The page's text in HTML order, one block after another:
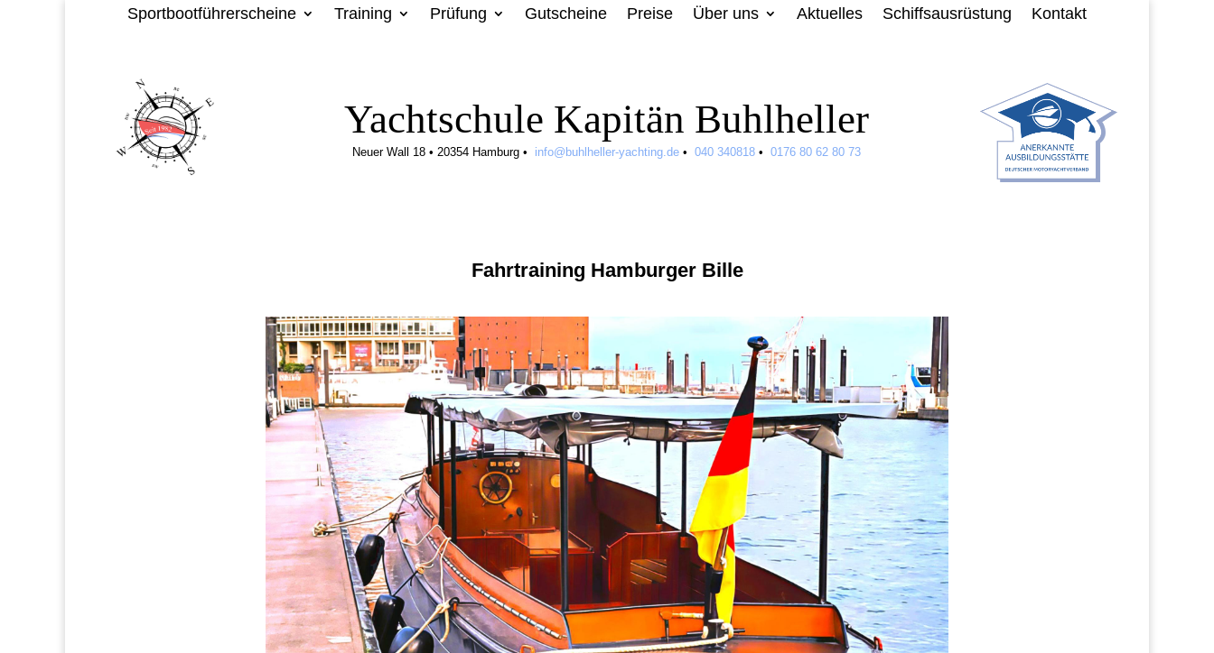
Sportbootführerscheine Training Prüfung Gutscheine Preise Über uns Aktuelles Schiffsausrüstung Kontakt
Yachtschule Kapitän Buhlheller
Neuer Wall 18•20354 Hamburg• info@buhlheller-yachting.de • 040 340818 • 0176 80 62 80 73
Fahrtraining Hamburger Bille